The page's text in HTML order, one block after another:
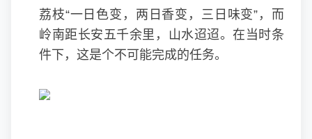
荔枝“一日色变，两日香变，三日味变”，而
岭南距长安五千余里，山水迢迢。在当时条
件下，这是个不可能完成的任务。